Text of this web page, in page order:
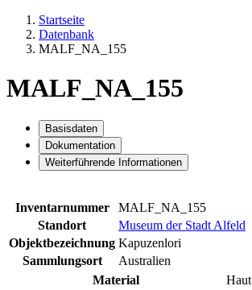
Startseite
Datenbank
MALF_NA_155
MALF_NA_155
Basisdaten
Dokumentation
Weiterführende Informationen
Inventarnummer
MALF_NA_155
Standort
Museum der Stadt Alfeld
Objektbezeichnung Kapuzenlori
Sammlungsort
Australien
Material
Haut